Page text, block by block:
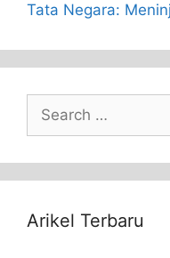
Tata Negara:
Search
for:
Arikel Terbaru